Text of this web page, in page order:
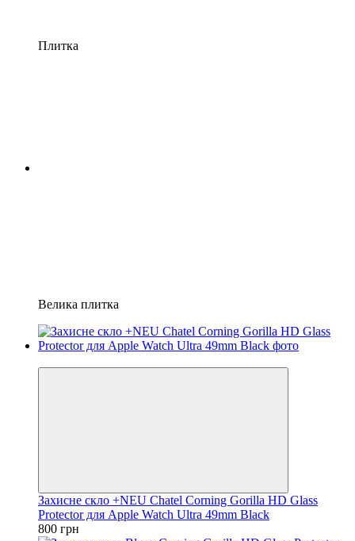
Плитка
Велика плитка
Захисне скло +NEU Chatel Corning Gorilla HD Glass
Protector для Apple Watch Ultra 49mm Black
800 грн